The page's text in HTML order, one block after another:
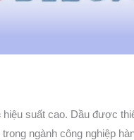
hiệu suất cao. Dầu được
ngành công nghiệp